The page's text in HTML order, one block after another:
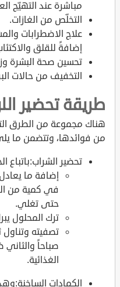
مباشرة عند التهيّج
التخلّص من الغازات.
علاج الاضطرابات
إضافةً للقلق
تحسين صحة البشرة
التخفيف من حالات
طريقة تحضير
هناك مجموعة من الطرق
من فوائدها، وتتضمن ما
تحضير الشراب:باتباع
إضافة ما
في كمية من
حتى تغلي.
ترك المحلول
تصفيته وتناول
صباحاً والثاني
الغذائية.
الكمادات